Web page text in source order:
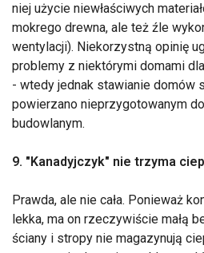
niej użycie niewłaściwych
mokrego drewna, ale też źle
wentylacji). Niekorzystną opinię
problemy z niektórymi domami
- wtedy jednak stawianie domów
powierzano nieprzygotowanym
budowlanym.
9. "Kanadyjczyk" nie trzyma
Prawda, ale nie cała. Ponieważ
lekka, ma on rzeczywiście małą
ściany i stropy nie magazynują